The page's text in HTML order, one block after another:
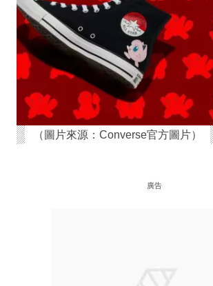
（圖片來源：Converse官方圖片）
廣告